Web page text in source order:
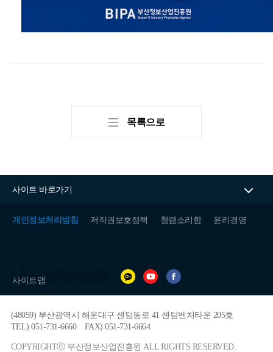
목록으로
개인정보처리방침 저작권보호정책 청렴소리함 윤리경영
사이트맵
사이트 바로가기
부
정
산
업
흥
(48059) 부산광역시 해운대구 센텀동로 41 센텀벤처타운 205호
TEL) 051-731-6660
FAX) 051-731-6664
COPYRIGHTⓒ 부산정보산업진흥원 ALL RIGHTS RESERVED.